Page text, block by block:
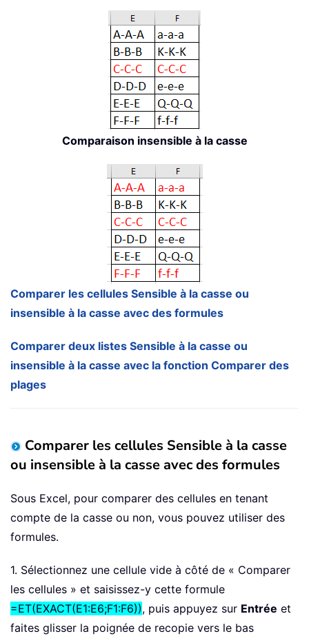
Comparaison insensible à la casse
Comparer les cellules Sensible à la casse ou
insensible à la casse avec des formules
Comparer deux listes Sensible à la casse ou
insensible à la casse avec la fonction Comparer des
plages
Comparer les cellules Sensible à la casse
ou insensible à la casse avec des formules
Sous Excel, pour comparer des cellules en tenant
compte de la casse ou non, vous pouvez utiliser des
formules.
1. Sélectionnez une cellule vide à côté de « Comparer
les cellules » et saisissez-y cette formule
=ET(EXACT(E1:E6;F1:F6)), puis appuyez sur Entrée et
faites glisser la poignée de recopie vers le bas